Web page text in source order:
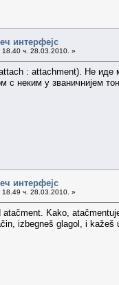
интерфејс
18.40 ч. 28.03.2010. »
: attachment). Не иде
с неким у званичнијем
интерфејс
18.49 ч. 28.03.2010. »
Kako,
izbegneš glagol, i kažeš